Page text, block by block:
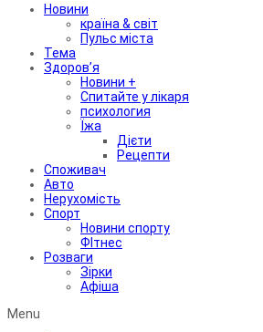
Новини
країна & світ
Пульс міста
Тема
Здоров’я
Новини +
Спитайте у лікаря
психология
Їжа
Дієти
Рецепти
Споживач
Авто
Нерухомість
Спорт
Новини спорту
ФІтнес
Розваги
Зірки
Афіша
Menu